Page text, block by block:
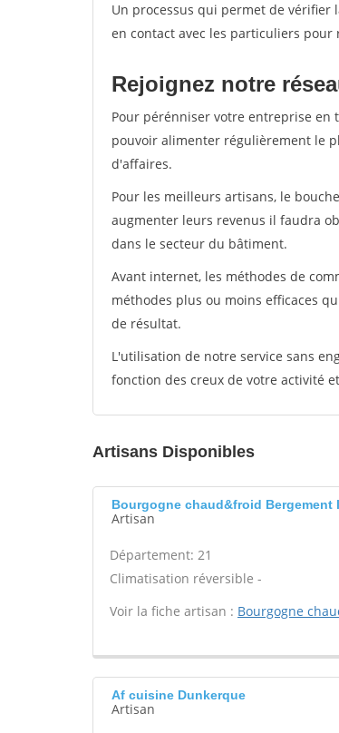
Un processus qui permet de vérifier
en contact avec les particuliers
Rejoignez notre
Pour pérénniser votre entreprise en
pouvoir alimenter régulièrement le
d'affaires.
Pour les meilleurs artisans, le
augmenter leurs revenus il faudra
dans le secteur du bâtiment.
Avant internet, les méthodes de
méthodes plus ou moins efficaces
de résultat.
L'utilisation de notre service sans
fonction des creux de votre activité
Artisans Disponibles
Bourgogne chaud&froid Bergement
Artisan
Département: 21
Climatisation réversible -
Voir la fiche artisan : Bourgogne
Af cuisine Dunkerque
Artisan